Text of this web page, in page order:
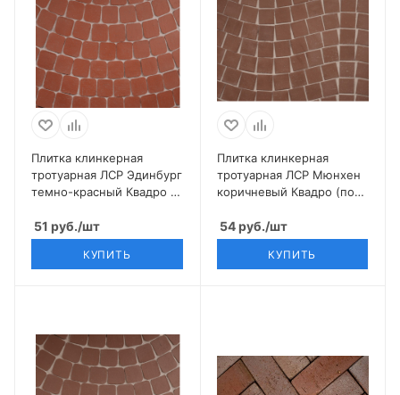
Плитка клинкерная
тротуарная ЛСР Эдинбург
темно-красный Квадро R
51 руб./шт
КУПИТЬ
Плитка клинкерная
тротуарная ЛСР Мюнхен
коричневый Квадро (под
54руб./шт
КУПИТЬ